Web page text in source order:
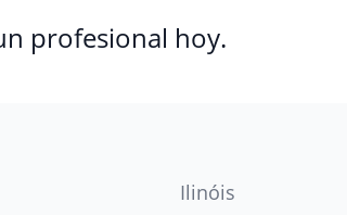
profesional hoy.
Ilinóis